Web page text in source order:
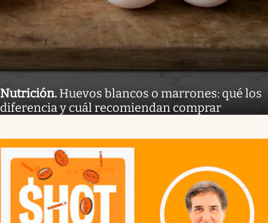
Nutrición. Huevos blancos o marrones: qué los
diferencia y cuál recomiendan comprar